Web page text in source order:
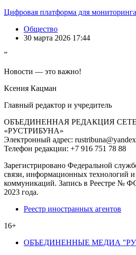
Цифровая платформа для
Общество
30 марта 2026 17:44
”
Новости — это важно!
Ксения Кацман
Главный редактор и учредитель
ОБЪЕДИНЕННАЯ РЕДАКЦИЯ
«РУСТРИБУНА»
Электронный адрес:
Телефон редакции: +7 916 751 78 88
Зарегистрировано Федеральной
связи, информационных технологий
коммуникаций. Запись в Реестре №
2023 года.
Реестр иностранных агентов
16+
ОБЪЕДИНЕННЫЕ МЕДИА